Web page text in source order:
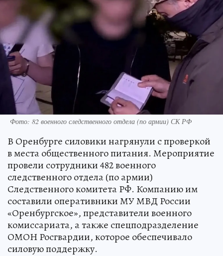
Фото: 82 военного следственного отдела (по армии) СК РФ
В Оренбурге силовики нагрянули с проверкой
в места общественного питания. Мероприятие
провели сотрудники 482 военного
следственного отдела (по армии)
Следственного комитета РФ. Компанию им
составили оперативники МУ МВД России
«Оренбургское», представители военного
комиссариата, а также спецподразделение
ОМОН Росгвардии, которое обеспечивало
силовую поддержку.